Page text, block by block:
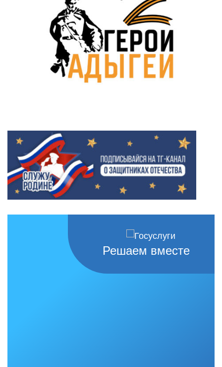
Решаем вместе